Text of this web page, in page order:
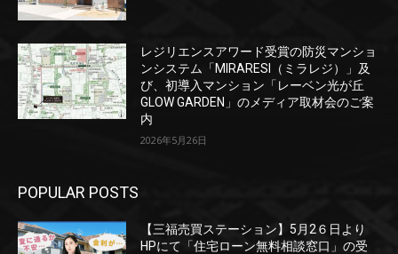
レジリエンスアワード受賞の防災マンショ
ンシステム「MIRARESI（ミラレジ）」及
び、初導入マンション「レーベン光が丘
GLOW GARDEN」のメディア取材会のご案
内
2026年5月26日
POPULAR POSTS
【三福売買ステーション】5月2６日より
HPにて「住宅ローン無料相談窓口」の受